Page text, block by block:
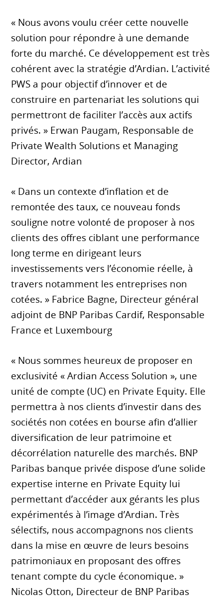
« Nous avons voulu créer cette nouvelle
solution pour répondre à une demande
forte du marché. Ce développement est très
cohérent avec la stratégie d’Ardian. L’activité
PWS a pour objectif d’innover et de
construire en partenariat les solutions qui
permettront de faciliter l’accès aux actifs
privés. » Erwan Paugam, Responsable de
Private Wealth Solutions et Managing
Director, Ardian
« Dans un contexte d’inflation et de
remontée des taux, ce nouveau fonds
souligne notre volonté de proposer à nos
clients des offres ciblant une performance
long terme en dirigeant leurs
investissements vers l’économie réelle, à
travers notamment les entreprises non
cotées. » Fabrice Bagne, Directeur général
adjoint de BNP Paribas Cardif, Responsable
France et Luxembourg
« Nous sommes heureux de proposer en
exclusivité « Ardian Access Solution », une
unité de compte (UC) en Private Equity. Elle
permettra à nos clients d’investir dans des
sociétés non cotées en bourse afin d’allier
diversification de leur patrimoine et
décorrélation naturelle des marchés. BNP
Paribas banque privée dispose d’une solide
expertise interne en Private Equity lui
permettant d’accéder aux gérants les plus
expérimentés à l’image d’Ardian. Très
sélectifs, nous accompagnons nos clients
dans la mise en œuvre de leurs besoins
patrimoniaux en proposant des offres
tenant compte du cycle économique. »
Nicolas Otton, Directeur de BNP Paribas